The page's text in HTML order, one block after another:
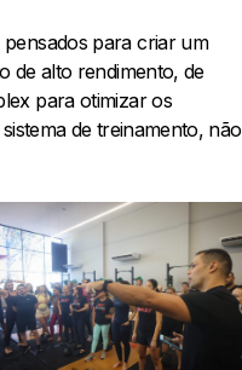
pensados para criar um
de alto rendimento, de
para otimizar os
de treinamento, não